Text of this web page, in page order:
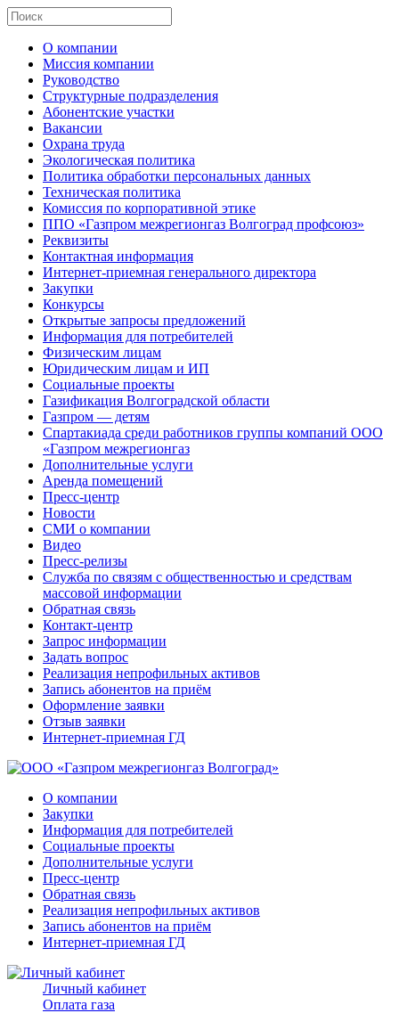
О компании
Миссия компании
Руководство
Структурные подразделения
Абонентские участки
Вакансии
Охрана труда
Экологическая политика
Политика обработки персональных данных
Техническая политика
Комиссия по корпоративной этике
ППО «Газпром межрегионгаз Волгоград профсоюз»
Реквизиты
Контактная информация
Интернет-приемная генерального директора
Закупки
Конкурсы
Открытые запросы предложений
Информация для потребителей
Физическим лицам
Юридическим лицам и ИП
Социальные проекты
Газификация Волгоградской области
Газпром — детям
Спартакиада среди работников группы компаний ООО
«Газпром межрегионгаз
Дополнительные услуги
Аренда помещений
Пресс-центр
Новости
СМИ о компании
Видео
Пресс-релизы
Служба по связям с общественностью и средствам
массовой информации
Обратная связь
Контакт-центр
Запрос информации
Задать вопрос
Реализация непрофильных активов
Запись абонентов на приём
Оформление заявки
Отзыв заявки
Интернет-приемная ГД
О компании
Закупки
Информация для потребителей
Социальные проекты
Дополнительные услуги
Пресс-центр
Обратная связь
Реализация непрофильных активов
Запись абонентов на приём
Интернет-приемная ГД
Личный кабинет
Оплата газа